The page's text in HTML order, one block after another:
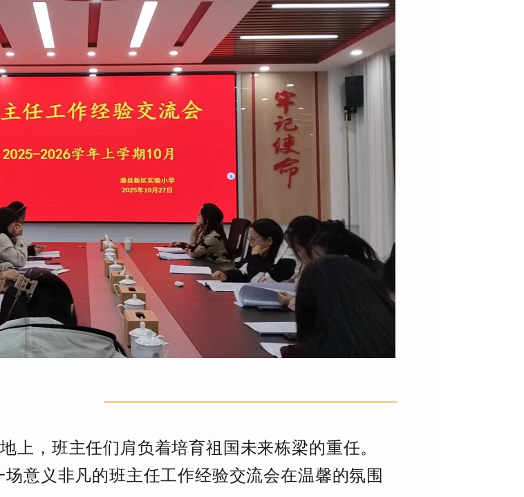
上，班主任们肩负着培育祖国未来栋梁的重任。
意义非凡的班主任工作经验交流会在温馨的氛围